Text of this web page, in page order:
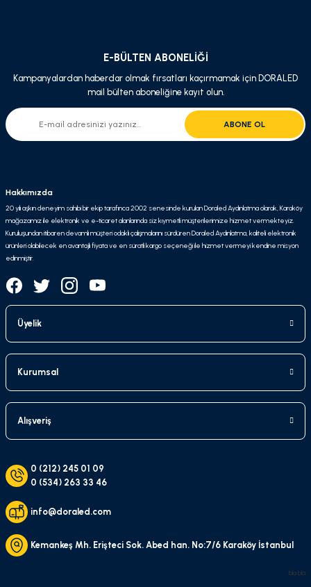
E-BÜLTEN ABONELİĞİ
Kampanyalardan haberdar olmak fırsatları kaçırmamak için DORALED
mail bülten aboneliğine kayıt olun.
ABONE OL
Hakkımızda
20 yılı aşkın deneyim sahibi bir ekip tarafınca 2002 senesinde kurulan Doraled Aydınlatma olarak, Karaköy
mağazamız ile elektronik ve e-ticaret alanlarında siz kıymetli müşterilerimize hizmet vermekteyiz.
Kuruluşundan itibaren devamlı müşteri odaklı çalışmalarını sürdüren Doraled Aydınlatma, kaliteli elektronik
ürünleri olabilecek en avantajlı fiyata ve en süratli kargo seçeneği ile hizmet vermeyi kendine misyon
edinmiştir.
Üyelik
Kurumsal
Alışveriş
0 (212) 245 01 09
0 (534) 263 33 46
info@doraled.com
Kemankeş Mh. Erişteci Sok. Abed han. No:7/6 Karaköy İstanbul
bla bla